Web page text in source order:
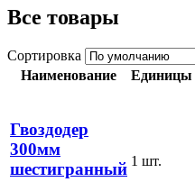
Все товары
Сортировка
Наименование
Единицы
Гвоздодер
300мм
шестигранный 1 шт.